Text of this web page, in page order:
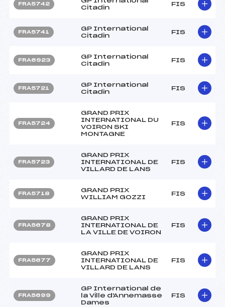
FRA5742
Citadin
FIS
FRA5741
GP International
Citadin
FIS
FRA6923
GP International
Citadin
FIS
FRA5721
GP International
Citadin
FIS
FRA5724
GRAND PRIX
INTERNATIONAL DU
VOIRON SKI
MONTAGNE
FIS
FRA5723
GRAND PRIX
INTERNATIONAL DE
VILLARD DE LANS
FIS
FRA5718
GRAND PRIX
WILLIAM GOZZI
FIS
FRA5678
GRAND PRIX
INTERNATIONAL DE
LA VILLE DE VOIRON
FIS
FRA5677
GRAND PRIX
INTERNATIONAL DE
VILLARD DE LANS
FIS
FRA5699
GP International de
la Ville d'Annemasse
Dames
FIS